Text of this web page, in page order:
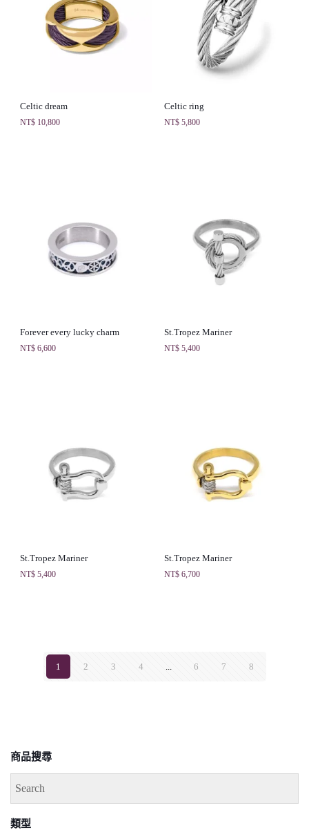
Celtic dream
NT$ 10,800
Celtic ring
NT$ 5,800
Forever every lucky charm
NT$ 6,600
St.Tropez Mariner
NT$ 5,400
St.Tropez Mariner
NT$ 5,400
St.Tropez Mariner
NT$ 6,700
1 2 3 4 6 7 8
商品搜尋
類型